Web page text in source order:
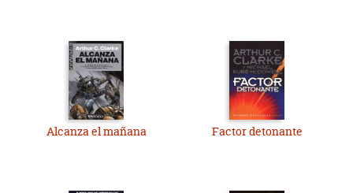
Alcanza el mañana Factor detonante